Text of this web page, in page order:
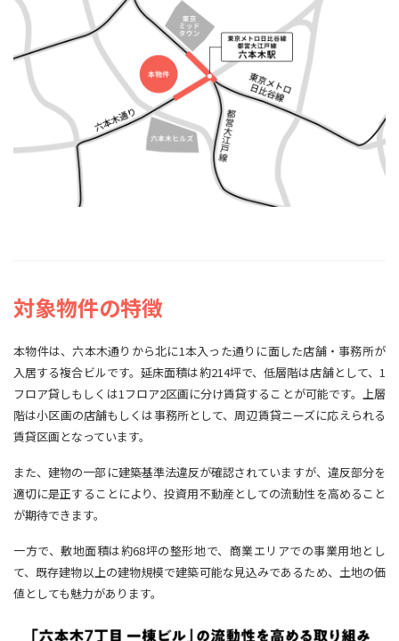
対象物件の特徴
本物件は、六本木通りから北に1本入った通りに面した店舗・事務所が
入居する複合ビルです。延床面積は約214坪で、低層階は店舗として、1
フロア貸しもしくは1フロア2区画に分け賃貸することが可能です。上層
階は小区画の店舗もしくは事務所として、周辺賃貸ニーズに応えられる
賃貸区画となっています。
また、建物の一部に建築基準法違反が確認されていますが、違反部分を
適切に是正することにより、投資用不動産としての流動性を高めること
が期待できます。
一方で、敷地面積は約68坪の整形地で、商業エリアでの事業用地とし
て、既存建物以上の建物規模で建築可能な見込みであるため、土地の価
値としても魅力があります。